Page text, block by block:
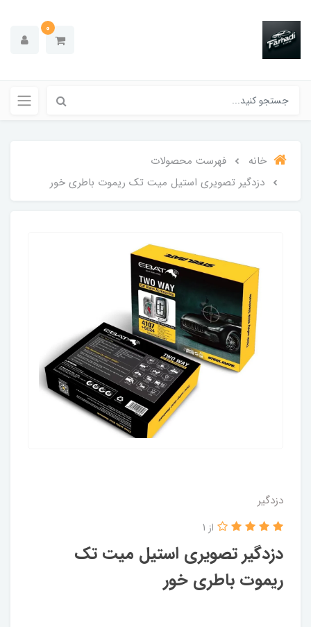
0
خانه
فهرست محصولات
دزدگیر تصویری استیل میت تک ریموت باطری خور
دزدگیر
دزدگیر تصویری استیل میت تک
ریموت باطری خور
از 1